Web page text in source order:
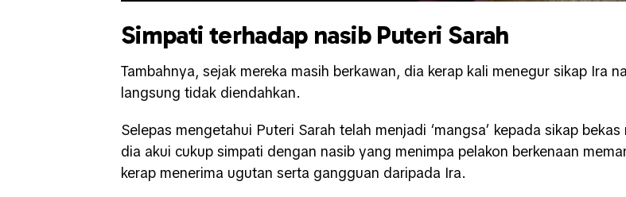
Simpati terhadap nasib Puteri Sarah
Tambahnya, sejak mereka masih berkawan, dia kerap kali menegur sikap Ira
langsung tidak diendahkan.
Selepas mengetahui Puteri Sarah telah menjadi ‘mangsa’ kepada sikap
dia akui cukup simpati dengan nasib yang menimpa pelakon berkenaan
kerap menerima ugutan serta gangguan daripada Ira.